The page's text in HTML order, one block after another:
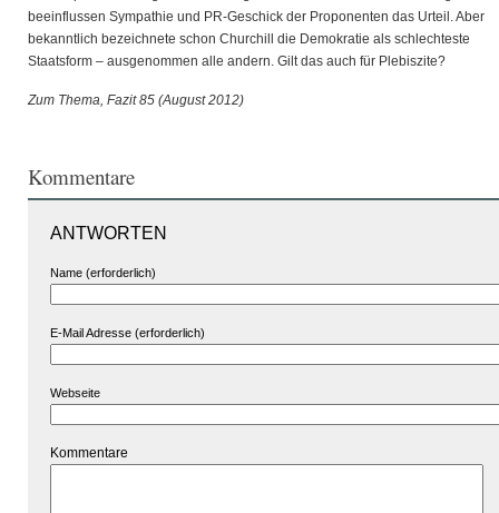
beeinflussen Sympathie und PR-Geschick der Proponenten das Urteil. Aber
bekanntlich bezeichnete schon Churchill die Demokratie als schlechteste
Staatsform – ausgenommen alle andern. Gilt das auch für Plebiszite?
Zum Thema, Fazit 85 (August 2012)
Kommentare
ANTWORTEN
Name (erforderlich)
E-Mail Adresse (erforderlich)
Webseite
Kommentare